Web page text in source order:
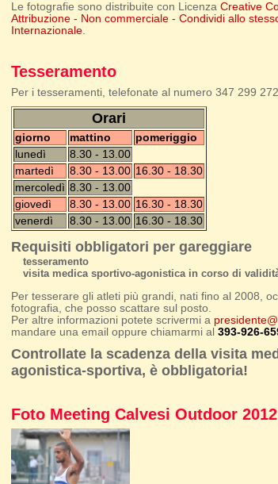
Le fotografie sono distribuite con LicenzaCreative
Attribuzione - Non commerciale - Condividi allo
Internazionale.
Tesseramento
Per i tesseramenti, telefonate al numero 347 299
Orari
giorno mattino
pomeriggio
lunedì
8.30 - 13.00
martedì
8.30 - 13.00 16.30 - 18.30
mercoledì 8.30 - 13.00
giovedì
8.30 - 13.00 16.30 - 18.30
venerdì
8.30 - 13.00 16.30 - 18.30
Requisiti obbligatori per gareggiare
tesseramento
visita medica sportivo-agonistica in corso di
Per tesserare gli atleti più grandi, nati fino al 2008,
fotografia, che posso scattare sul posto.
Per altre informazioni potete scrivermi a
mandare una email oppure chiamarmi al393-926-
Controllate la scadenza della visita
agonistica-sportiva, è obbligatoria!
Foto Meeting Calvesi Outdoor 2012